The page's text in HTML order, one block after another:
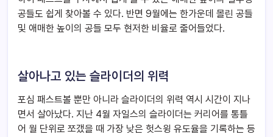
공들도 쉽게 찾아볼 수 있다. 반면 9월에는 한가운데 몰린 공들
및 애매한 높이의 공들 모두 현저한 비율로 줄어들었다.
살아나고 있는 슬라이더의 위력
포심 패스트볼 뿐만 아니라 슬라이더의 위력 역시 시간이 지나
면서 살아났다. 지난 4월 자일스의 슬라이더는 커리어를 통틀
어 월 단위로 쪼갰을 때 가장 낮은 헛스윙 유도율을 기록하는 등